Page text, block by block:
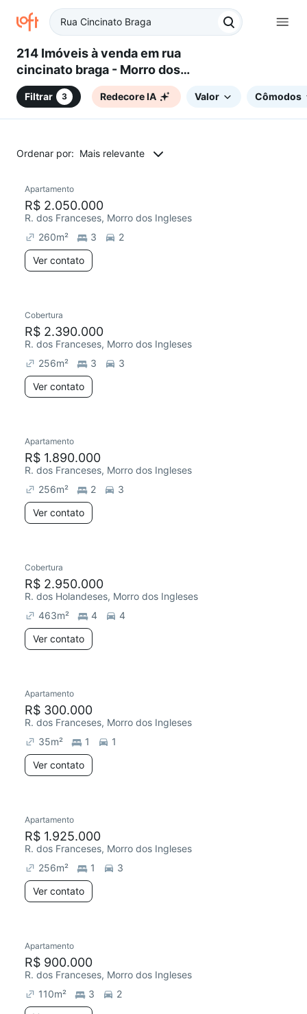
214 Imóveis à venda em rua
cincinato braga - Morro dos
Ingleses, São Paulo, SP
Filtrar 3 Redecore IA Valor Cômodos
Ordenar por: Mais relevante
Chegou este mês
Apartamento
R$ 2.050.000
R. dos Franceses, Morro dos Ingleses
260m² 3
2
Ver contato
Redecorar
Cobertura
R$ 2.390.000
R. dos Franceses, Morro dos Ingleses
256m² 3
3
Ver contato
Apartamento
R$ 1.890.000
R. dos Franceses, Morro dos Ingleses
256m² 2
3
Ver contato
Redecorar
Cobertura
R$ 2.950.000
R. dos Holandeses, Morro dos Ingleses
463m² 4
4
Ver contato
Redecorar
Apartamento
R$ 300.000
R. dos Franceses, Morro dos Ingleses
35m² 1
1
Ver contato
Apartamento
R$ 1.925.000
R. dos Franceses, Morro dos Ingleses
256m² 1
3
Ver contato
Redecorar
Apartamento
R$ 900.000
R. dos Franceses, Morro dos Ingleses
110m² 3
2